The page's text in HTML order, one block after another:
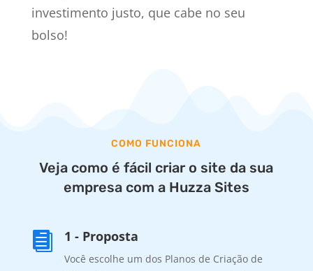
investimento justo, que cabe no seu
bolso!
COMO FUNCIONA
Veja como é fácil criar o site da sua
empresa com a Huzza Sites
 1 - Proposta
Você escolhe um dos Planos de Criação de